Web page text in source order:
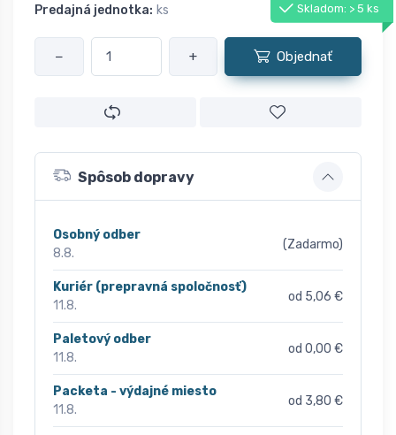
Predajná jednotka: ks Skladom: > 5 ks
− + Objednať
Spôsob dopravy
Osobný odber
8.8.
(Zadarmo)
Kuriér (prepravná spoločnosť)
11.8.
od 5,06 €
Paletový odber
11.8.
od 0,00 €
Packeta - výdajné miesto
11.8.
od 3,80 €